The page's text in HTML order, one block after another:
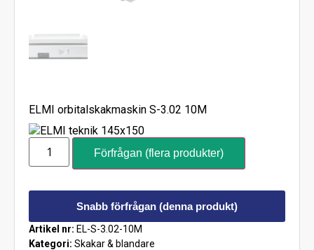
ELMI orbitalskakmaskin S-3.02 10M
Förfrågan (flera produkter)
Snabb förfrågan (denna produkt)
Artikel nr: EL-S-3.02-10M
Kategori: Skakar & blandare